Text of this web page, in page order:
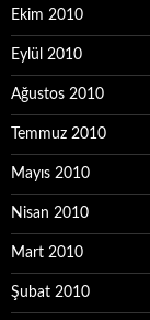
Ekim 2010
Eylül 2010
Ağustos 2010
Temmuz 2010
Mayıs 2010
Nisan 2010
Mart 2010
Şubat 2010